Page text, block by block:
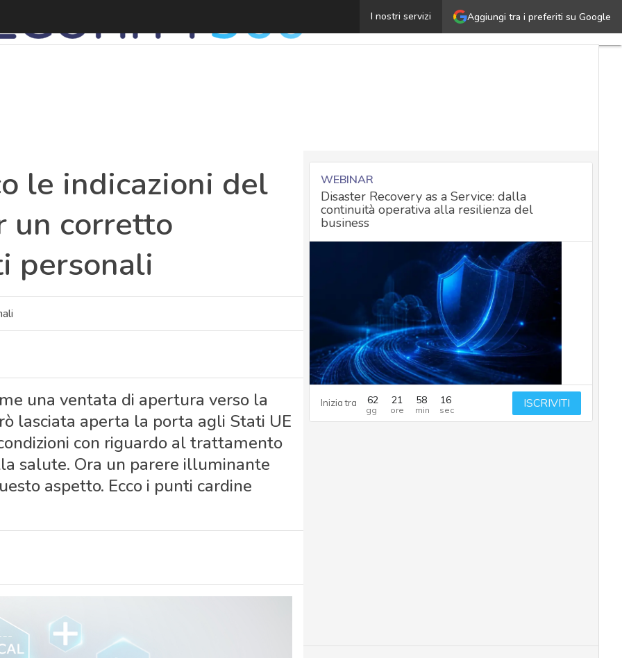
Aggiungi tra i preferiti su Google
I nostri servizi
Ricerca medica: ecco le indicazioni del Garante
le indicazioni del
un corretto
personali
una ventata di apertura verso la
lasciata aperta la porta agli Stati UE
con riguardo al trattamento
salute. Ora un parere illuminante
aspetto. Ecco i punti cardine
WEBINAR
Disaster Recovery as a Service: dalla
continuità operativa alla resilienza del
business
Inizia tra 62 21 58 14 ISCRIVITI